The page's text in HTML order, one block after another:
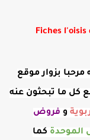
مرحبا بزوار موقع
كل ما تبحثون عنه
و فروض
الموحدة كما